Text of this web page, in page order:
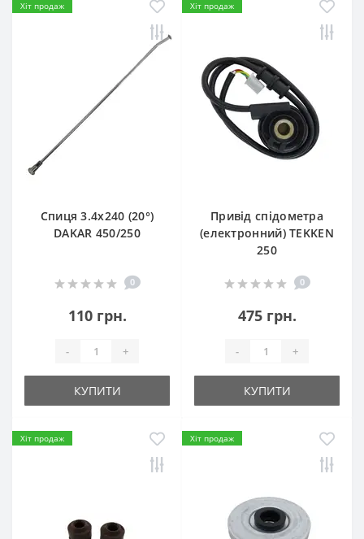
Хіт продаж
Спиця 3.4х240 (20°)
DAKAR 450/250
0
110 грн.
- +
КУПИТИ
Хіт продаж
Привід спідометра
(електронний) TEKKEN
250
0
475 грн.
- +
КУПИТИ
Хіт продаж Хіт продаж